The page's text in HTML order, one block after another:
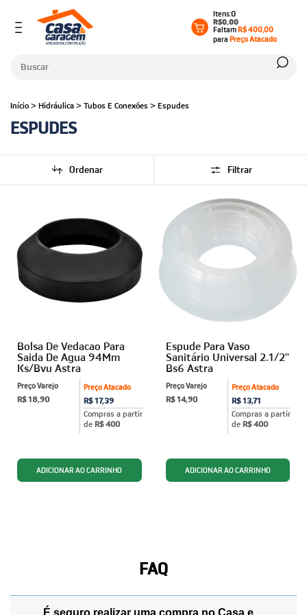
0
R$0,00
FaltamR$ 400,00
paraPreço Atacado
Início > Hidráulica > Tubos E Conexões > Espudes
ESPUDES
Ordenar Filtrar
Bolsa De Vedacao Para
Saida De Agua 94Mm
Ks/Bvu Astra
Preço Atacado
R$ 17,39
Compras a partir
de R$ 400
Preço Varejo
R$ 18,90
Espude Para Vaso
Sanitário Universal 2.1/2''
Bs6 Astra
Preço Atacado
R$ 13,71
Compras a partir
de R$ 400
Preço Varejo
R$ 14,90
FAQ